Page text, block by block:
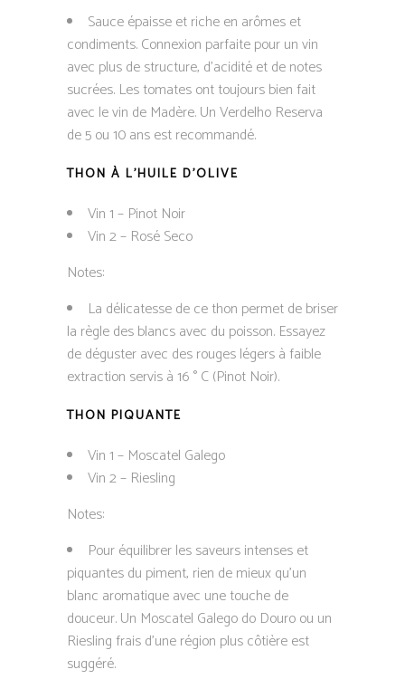
Sauce épaisse et riche en arômes et
condiments. Connexion parfaite pour un vin
avec plus de structure, d’acidité et de notes
sucrées. Les tomates ont toujours bien fait
avec le vin de Madère. Un Verdelho Reserva
de 5 ou 10 ans est recommandé.
THON À L’HUILE D’OLIVE
Vin 1 – Pinot Noir
Vin 2 – Rosé Seco
Notes:
La délicatesse de ce thon permet de briser
la règle des blancs avec du poisson. Essayez
de déguster avec des rouges légers à faible
extraction servis à 16 ° C (Pinot Noir).
THON PIQUANTE
Vin 1 – Moscatel Galego
Vin 2 – Riesling
Notes:
Pour équilibrer les saveurs intenses et
piquantes du piment, rien de mieux qu’un
blanc aromatique avec une touche de
douceur. Un Moscatel Galego do Douro ou un
Riesling frais d’une région plus côtière est
suggéré.